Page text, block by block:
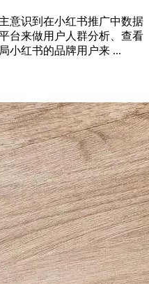
意识到在小红书推广中数据
台来做用户人群分析、查看
小红书的品牌用户来 ...